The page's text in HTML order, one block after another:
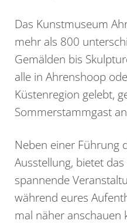
Das Kunstmuseum
mehr als 800
Gemälden bis
alle in Ahrenshoop
Küstenregion gelebt,
Sommerstammgast
Neben einer Führung
Ausstellung, bietet
spannende
während eures
mal näher anschauen